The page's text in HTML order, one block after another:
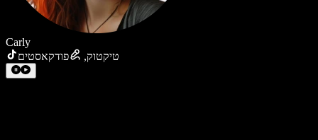
Carly
טיקטוק, פודקאסטים